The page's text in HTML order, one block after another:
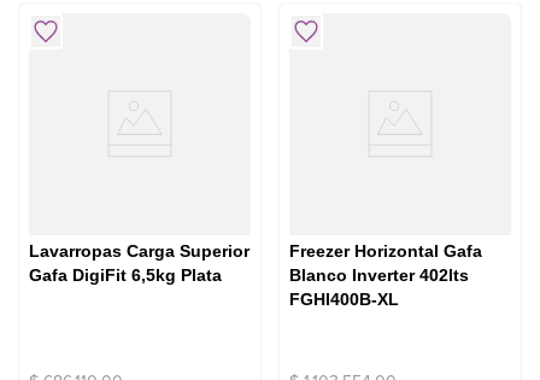
Lavarropas Carga Superior
Gafa DigiFit 6,5kg Plata
Freezer Horizontal Gafa
Blanco Inverter 402lts
FGHI400B-XL